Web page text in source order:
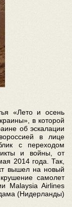
«Лето и осень
в которой
об эскалации
в лице
с переходом
и войны, от
2014 года. Так,
вышел на новый
самолет
Malaysia Airlines
(Нидерланды)